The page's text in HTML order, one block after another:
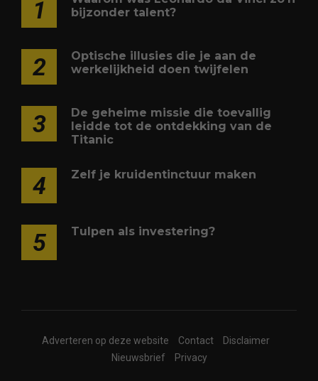
1
bijzonder talent?
2
Optische illusies die je aan de
werkelijkheid doen twijfelen
3
De geheime missie die toevallig
leidde tot de ontdekking van de
Titanic
4 Zelf je kruidentinctuur maken
5 Tulpen als investering?
Adverteren op deze website Contact
Disclaimer
Nieuwsbrief
Privacy